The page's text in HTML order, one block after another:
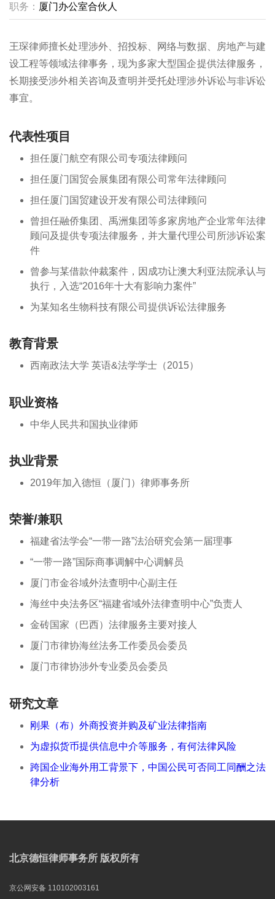
职务： 厦门办公室合伙人
王琛律师擅长处理涉外、招投标、网络与数据、房地产与建
设工程等领域法律事务，现为多家大型国企提供法律服务，
长期接受涉外相关咨询及查明并受托处理涉外诉讼与非诉讼
事宜。
代表性项目
担任厦门航空有限公司专项法律顾问
担任厦门国贸会展集团有限公司常年法律顾问
担任厦门国贸建设开发有限公司法律顾问
曾担任融侨集团、禹洲集团等多家房地产企业常年法律
顾问及提供专项法律服务，并大量代理公司所涉诉讼案
件
曾参与某借款仲裁案件，因成功让澳大利亚法院承认与
执行，入选“2016年十大有影响力案件”
为某知名生物科技有限公司提供诉讼法律服务
教育背景
西南政法大学 英语&法学学士（2015）
职业资格
中华人民共和国执业律师
执业背景
2019年加入德恒（厦门）律师事务所
荣誉/兼职
福建省法学会“一带一路”法治研究会第一届理事
“一带一路”国际商事调解中心调解员
厦门市金谷域外法查明中心副主任
海丝中央法务区“福建省域外法律查明中心”负责人
金砖国家（巴西）法律服务主要对接人
厦门市律协海丝法务工作委员会委员
厦门市律协涉外专业委员会委员
研究文章
刚果（布）外商投资并购及矿业法律指南
为虚拟货币提供信息中介等服务，有何法律风险
跨国企业海外用工背景下，中国公民可否同工同酬之法
律分析
北京德恒律师事务所 版权所有
京公网安备 110102003161